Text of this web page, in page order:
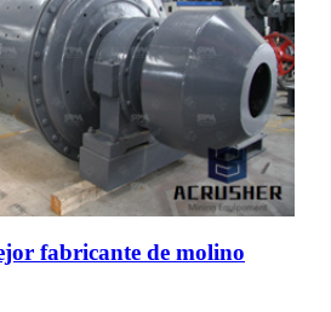
fabricante de molino